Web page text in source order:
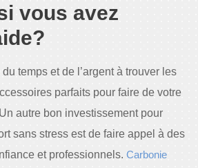
vous avez
temps et de l’argent à trouver les
parfaits pour faire de votre
autre bon investissement pour
sans stress est de faire appel à des
et professionnels. Carbonie